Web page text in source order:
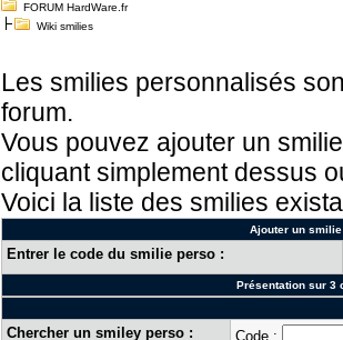
FORUM HardWare.fr
Wiki smilies
Les smilies personnalisés
forum.
Vous pouvez ajouter un
cliquant simplement dessus
Voici la liste des smilies
Ajouter un
Entrer le code du smilie perso :
Présentation sur 3
Chercher un smiley perso : Code :